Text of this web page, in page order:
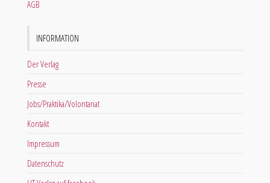
AGB
INFORMATION
Der Verlag
Presse
Jobs/Praktika/Volontariat
Kontakt
Impressum
Datenschutz